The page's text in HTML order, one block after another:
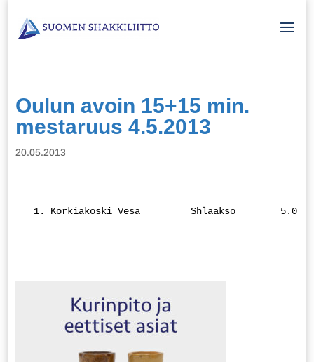
Oulun avoin 15+15 min.
mestaruus 4.5.2013
20.05.2013
1. Korkiakoski Vesa         Shlaakso        5.0